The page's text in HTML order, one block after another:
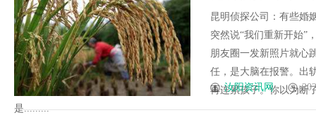
昆明侦探公司：有些婚
突然说“我们重新开始”
朋友圈一发新照片就心
任，是大脑在报警。出
再连累孩子。你以为断
是.........
汝阳资讯网